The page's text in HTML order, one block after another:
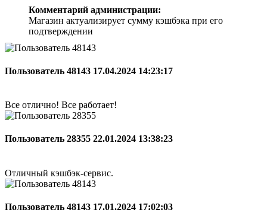
Комментарий администрации:
Магазин актуализирует сумму кэшбэка при его
подтверждении
Пользователь 48143 17.04.2024 14:23:17
Все отлично! Все работает!
Пользователь 28355 22.01.2024 13:38:23
Отличный кэшбэк-сервис.
Пользователь 48143 17.01.2024 17:02:03